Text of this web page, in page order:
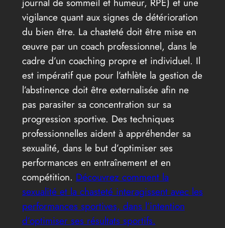
vigilance quant aux signes de détérioration
du bien être. La chasteté doit être mise en
œuvre par un coach professionnel, dans le
cadre d’un coaching propre et individuel. Il
est impératif que pour l’athlète la gestion de
l’abstinence doit être externalisée afin ne
pas parasiter sa concentration sur sa
progression sportive. Des techniques
professionnelles aident à appréhender sa
sexualité, dans le but d’optimiser ses
performances en entraînement et en
compétition. Découvrez comment la
sexualité et la chasteté interagissent avec les
performances sportives, dans l’intention
d’optimiser ses résultats sportifs.